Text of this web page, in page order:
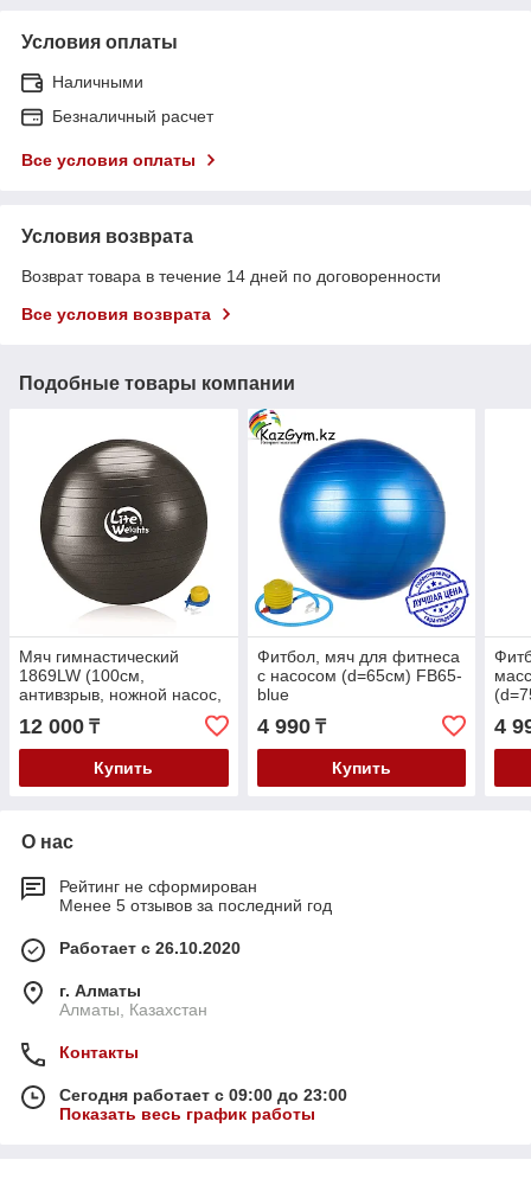
Условия оплаты
Наличными
Безналичный расчет
Все условия оплаты
Условия возврата
Возврат товара в течение 14 дней по договоренности
Все условия возврата
Подобные товары компании
Мяч гимнастический
1869LW (100см,
антивзрыв, ножной насос,
12 000 ₸
Купить
Фитбол, мяч для фитнеса
с насосом (d=65см) FB65-
blue
4 990₸
Купить
4
О нас
Рейтинг не сформирован
Менее 5 отзывов за последний год
Работает с 26.10.2020
г. Алматы
Алматы, Казахстан
Контакты
Сегодня работает с 09:00 до 23:00
Показать весь график работы